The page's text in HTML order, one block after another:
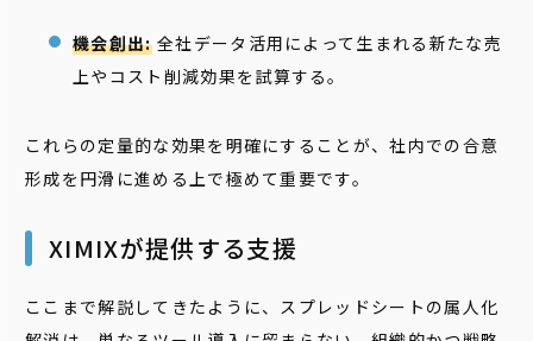
機会創出:全社データ活用によって生まれる新たな売
上やコスト削減効果を試算する。
これらの定量的な効果を明確にすることが、社内での合意
形成を円滑に進める上で極めて重要です。
XIMIXが提供する支援
ここまで解説してきたように、スプレッドシートの属人化